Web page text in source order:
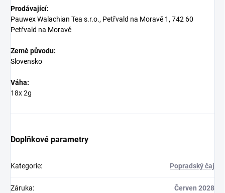
Prodávající:
Pauwex Walachian Tea s.r.o., Petřvald na Moravě 1, 742 60
Petřvald na Moravě
Země původu:
Slovensko
Váha:
18x 2g
Doplňkové parametry
Kategorie: Popradský čaj
Záruka: Červen 2028